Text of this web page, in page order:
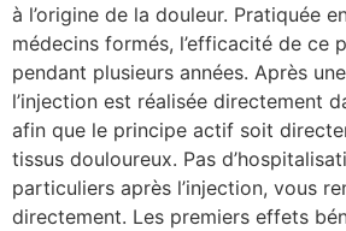
à l’origine de la douleur. Pratiquée
médecins formés, l’efficacité de ce
pendant plusieurs années. Après
l’injection est réalisée directement
afin que le principe actif soit
tissus douloureux. Pas
particuliers après l’injection, vous
directement. Les premiers effets